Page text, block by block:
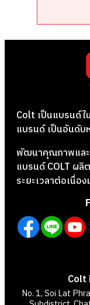
Colt เป็นแบรนด์ใ
แบรนด์ เป็นอันดับ
พัฒนาคุณภาพและ
แบรนด์ COLT ผลิ
ระยะเวลาต่อเนื่อ
Colt
No. 1, Soi Lat